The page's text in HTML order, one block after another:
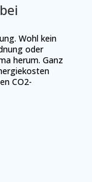
Wohl kein
oder
herum. Ganz
CO2-